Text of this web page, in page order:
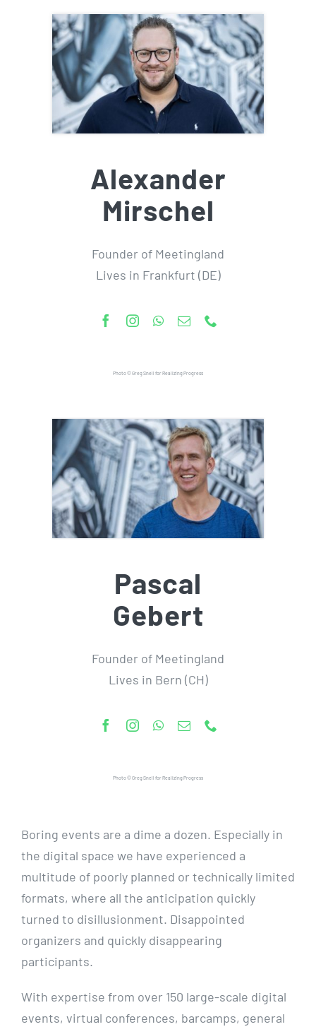
Alexander
Mirschel
Founder of Meetingland
Lives in Frankfurt (DE)
Photo © Greg Snell forRealizing Progress
Pascal
Gebert
Founder of Meetingland
Lives in Bern (CH)
Photo © Greg Snell forRealizing Progress
Boring events are a dime a dozen. Especially in
the digital space we have experienced a
multitude of poorly planned or technically limited
formats, where all the anticipation quickly
turned to disillusionment. Disappointed
organizers and quickly disappearing
participants.
With expertise from over 150 large-scale digital
events, virtual conferences, barcamps, general